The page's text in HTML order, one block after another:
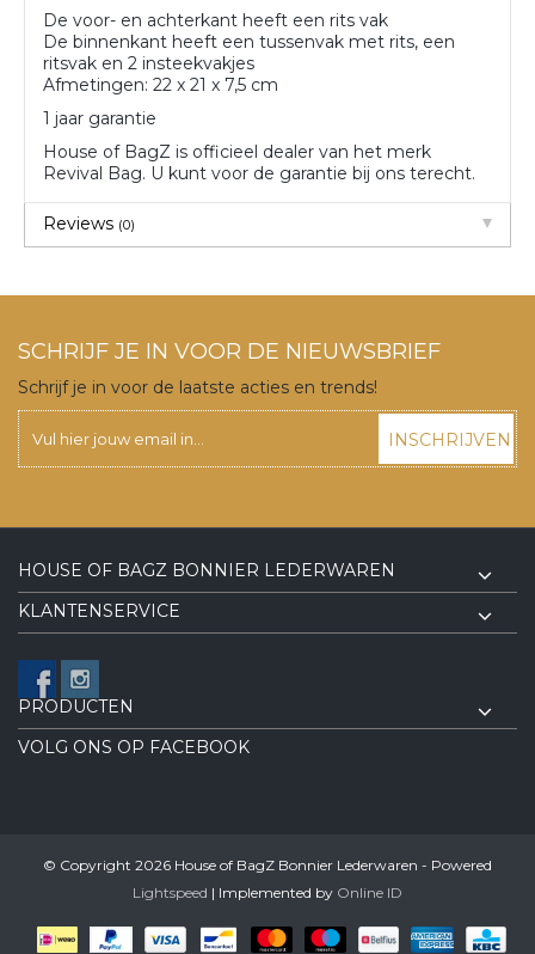
De voor- en achterkant heeft een rits vak
De binnenkant heeft een tussenvak met rits, een
ritsvak en 2 insteekvakjes
Afmetingen: 22 x 21 x 7,5 cm
1 jaar garantie
House of BagZ is officieel dealer van het merk
Revival Bag. U kunt voor de garantie bij ons terecht.
Reviews (0)
SCHRIJF JE IN VOOR DE NIEUWSBRIEF
Schrijf je in voor de laatste acties en trends!
INSCHRIJVEN
HOUSE OF BAGZ BONNIER LEDERWAREN
KLANTENSERVICE
PRODUCTEN
VOLG ONS OP FACEBOOK
© Copyright 2026 House of BagZ Bonnier Lederwaren - Powered
Lightspeed | Implemented by Online ID